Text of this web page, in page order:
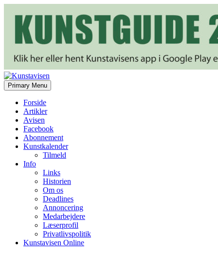
Kunstavisen
Search
Primary Menu Skip
to
Forside
Artikler
Avisen
Facebook
Abonnement
Kunstkalender
Tilmeld
Info
Links
Historien
Om os
Deadlines
Annoncering
Medarbejdere
Læserprofil
Privatlivspolitik
Kunstavisen Online